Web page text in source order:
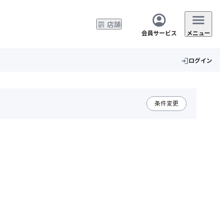
店舗
会員サービス メニュー
loginログイン
条件変更